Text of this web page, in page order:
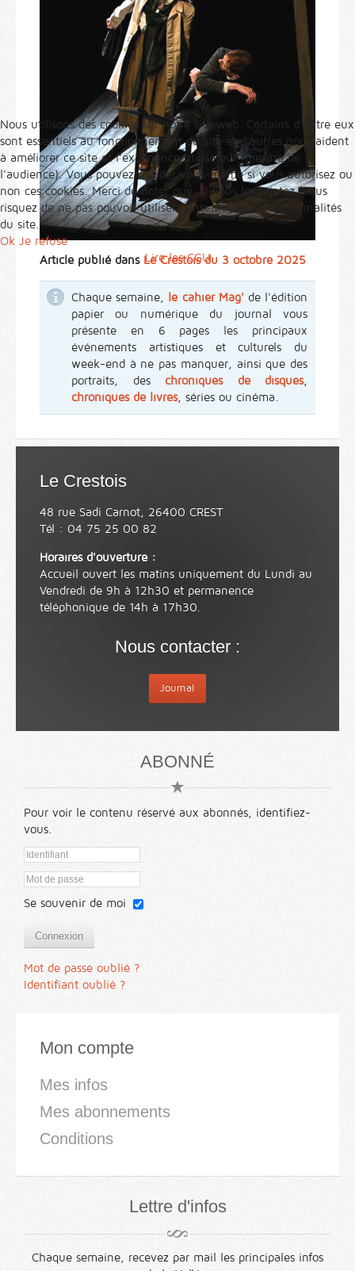
Article publié dans Le Crestois du 3 octobre 2025
Chaque semaine, le cahier Mag' de l'édition
papier ou numérique du journal vous
présente en 6 pages les principaux
événements artistiques et culturels du
week-end à ne pas manquer, ainsi que des
portraits, des chroniques de disques,
chroniques de livres, séries ou cinéma.
Le Crestois
48 rue Sadi Carnot, 26400 CREST
Tél : 04 75 25 00 82
Horaires d'ouverture :
Accueil ouvert les matins uniquement du Lundi au
Vendredi de 9h à 12h30 et permanence
téléphonique de 14h à 17h30.
Nous contacter :
Journal
ABONNÉ
Pour voir le contenu réservé aux abonnés, identifiez-
vous.
Se souvenir de moi
Connexion
Mot de passe oublié ?
Identifiant oublié ?
Mon compte
Mes infos
Mes abonnements
Conditions
Lettre d'infos
Chaque semaine, recevez par mail les principales infos
Nous utilisons des cookies sur notre site web. Certains d’entre eux
sont essentiels au fonctionnement du site et d’autres nous aident
à améliorer ce site et l’expérience utilisateur (mesure de
l'audience). Vous pouvez décider vous-même si vous autorisez ou
non ces cookies. Merci de noter que, si vous les rejetez, vous
risquez de ne pas pouvoir utiliser l’ensemble des fonctionnalités
du site.
Ok Je refuse
Lire les CGU